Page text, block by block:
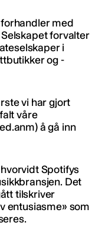
med
forvalter
i
og -
vi har gjort
våre
å gå inn
Spotifys
Det
tilskriver
entusiasme» som